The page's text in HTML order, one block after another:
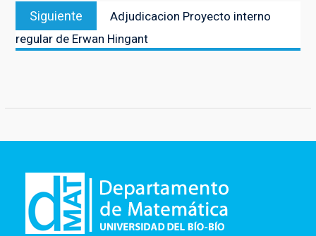
Siguiente
siguiente:
Adjudicacion Proyecto interno
regular de Erwan Hingant